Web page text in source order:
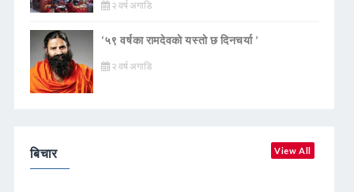
२ वर्ष अगाडि
‘५९ वर्षका रामदेवकाे यस्ताे छ दिनचर्या ’
२ वर्ष अगाडि
बिचार View All